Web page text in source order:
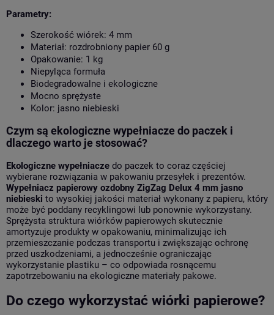
Parametry:
Szerokość wiórek: 4 mm
Materiał: rozdrobniony papier 60 g
Opakowanie: 1 kg
Niepyląca formuła
Biodegradowalne i ekologiczne
Mocno sprężyste
Kolor: jasno niebieski
Czym są ekologiczne wypełniacze do paczek i
dlaczego warto je stosować?
Ekologiczne wypełniacze do paczek to coraz częściej
wybierane rozwiązania w pakowaniu przesyłek i prezentów.
Wypełniacz papierowy ozdobny ZigZag Delux 4 mm jasno
niebieski to wysokiej jakości materiał wykonany z papieru, który
może być poddany recyklingowi lub ponownie wykorzystany.
Sprężysta struktura wiórków papierowych skutecznie
amortyzuje produkty w opakowaniu, minimalizując ich
przemieszczanie podczas transportu i zwiększając ochronę
przed uszkodzeniami, a jednocześnie ograniczając
wykorzystanie plastiku – co odpowiada rosnącemu
zapotrzebowaniu na ekologiczne materiały pakowe.
Do czego wykorzystać wiórki papierowe?